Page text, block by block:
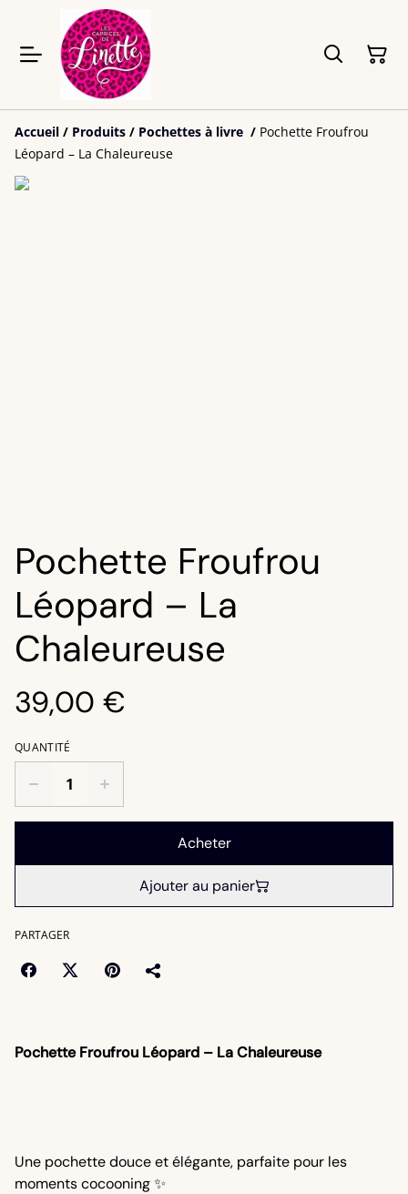
Accueil / Produits / Pochettes à livre / Pochette Froufrou
Léopard – La Chaleureuse
Pochette Froufrou
Léopard – La
Chaleureuse
39,00 €
QUANTITÉ
Acheter
Ajouter au panier
PARTAGER
Pochette Froufrou Léopard – La Chaleureuse
Une pochette douce et élégante, parfaite pour les
moments cocooning ✨